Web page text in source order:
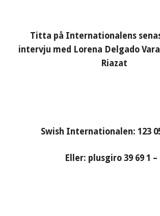
Titta på Internationalens
intervju med Lorena Delgado
Riazat
Swish Internationalen: 123
Eller: plusgiro 39 69 1 –